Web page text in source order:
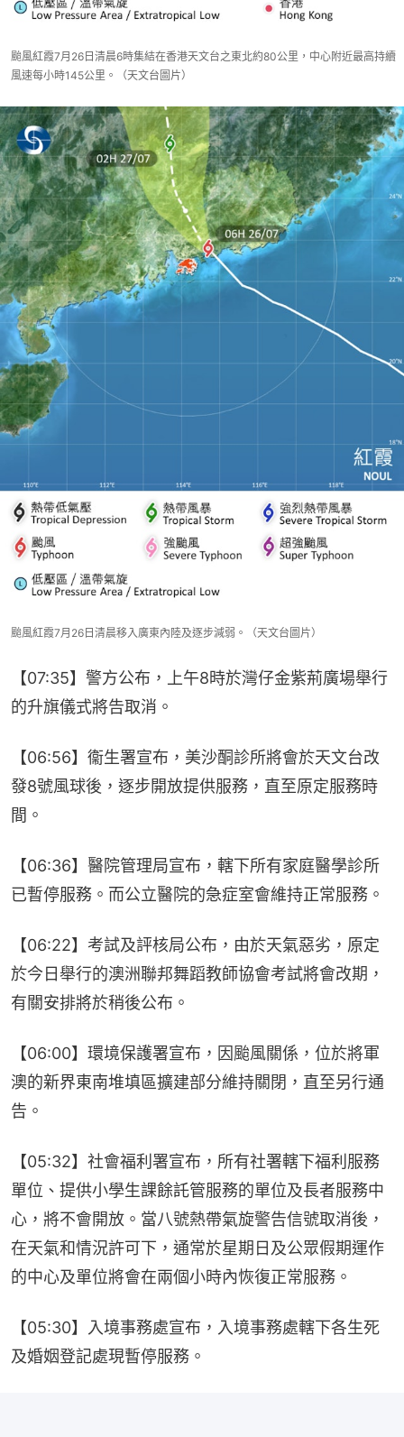
颱風紅霞7月26日清晨6時集結在香港天文台之東北約80公里，中心附近最高持續
風速每小時145公里。（天文台圖片）
颱風紅霞7月26日清晨移入廣東內陸及逐步減弱。（天文台圖片）
【07:35】警方公布，上午8時於灣仔金紫荊廣場舉行
的升旗儀式將告取消。
【06:56】衞生署宣布，美沙酮診所將會於天文台改
發8號風球後，逐步開放提供服務，直至原定服務時
間。
【06:36】醫院管理局宣布，轄下所有家庭醫學診所
已暫停服務。而公立醫院的急症室會維持正常服務。
【06:22】考試及評核局公布，由於天氣惡劣，原定
於今日舉行的澳洲聯邦舞蹈教師協會考試將會改期，
有關安排將於稍後公布。
【06:00】環境保護署宣布，因颱風關係，位於將軍
澳的新界東南堆填區擴建部分維持關閉，直至另行通
告。
【05:32】社會福利署宣布，所有社署轄下福利服務
單位、提供小學生課餘託管服務的單位及長者服務中
心，將不會開放。當八號熱帶氣旋警告信號取消後，
在天氣和情況許可下，通常於星期日及公眾假期運作
的中心及單位將會在兩個小時內恢復正常服務。
【05:30】入境事務處宣布，入境事務處轄下各生死
及婚姻登記處現暫停服務。